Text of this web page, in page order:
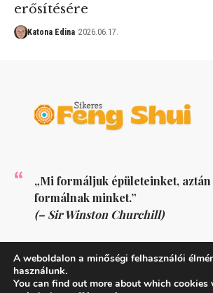
erősítésére
Katona Edina 2026.06.17.
„Mi formáljuk épületeinket, aztán
formálnak minket.”
(– Sir Winston Churchill)
A weboldalon a minőségi felhasználói
használunk.
You can find out more about which cookies